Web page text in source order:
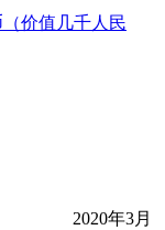
价值几千人民
2020年3月